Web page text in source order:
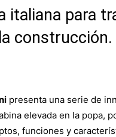
italiana para
construcción.
presenta una serie de
elevada en la popa,
funciones y